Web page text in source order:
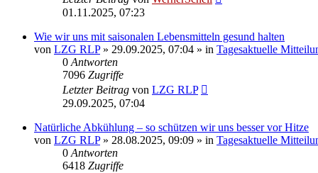
01.11.2025, 07:23
Wie wir uns mit saisonalen Lebensmitteln gesund halten
von LZG RLP» 29.09.2025, 07:04 » in Tagesaktuelle
0 Antworten
7096 Zugriffe
Letzter Beitrag von LZG RLP
29.09.2025, 07:04
Natürliche Abkühlung – so schützen wir uns besser vor Hitze
von LZG RLP» 28.08.2025, 09:09 » in Tagesaktuelle
0 Antworten
6418 Zugriffe